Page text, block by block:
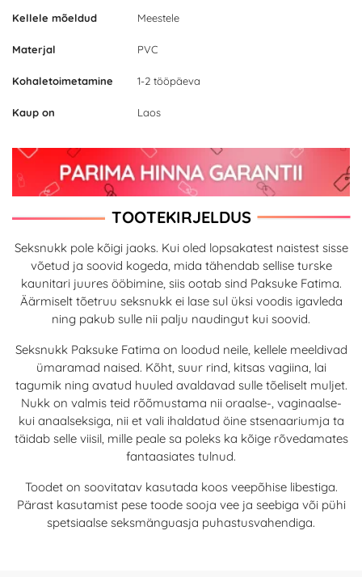
Kellele mõeldud Meestele
Materjal PVC
Kohaletoimetamine 1-2 tööpäeva
Kaup on Laos
TOOTEKIRJELDUS
Seksnukk pole kõigi jaoks. Kui oled lopsakatest naistest sisse
võetud ja soovid kogeda, mida tähendab sellise turske
kaunitari juures ööbimine, siis ootab sind Paksuke Fatima.
Äärmiselt tõetruu seksnukk ei lase sul üksi voodis igavleda
ning pakub sulle nii palju naudingut kui soovid.
Seksnukk Paksuke Fatima on loodud neile, kellele meeldivad
ümaramad naised. Kõht, suur rind, kitsas vagiina, lai
tagumik ning avatud huuled avaldavad sulle tõeliselt muljet.
Nukk on valmis teid rõõmustama nii oraalse-, vaginaalse-
kui anaalseksiga, nii et vali ihaldatud öine stsenaariumja ta
täidab selle viisil, mille peale sa poleks ka kõige rõvedamates
fantaasiates tulnud.
Toodet on soovitatav kasutada koos veepõhise libestiga.
Pärast kasutamist pese toode sooja vee ja seebiga või pühi
spetsiaalse seksmänguasja puhastusvahendiga.